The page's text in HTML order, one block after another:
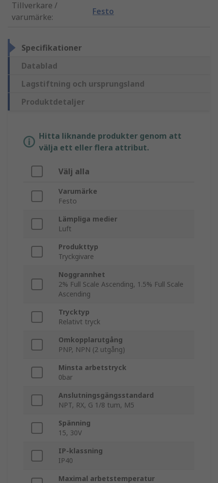
Tillverkare /
varumärke:
Festo
Specifikationer
Datablad
Lagstiftning och ursprungsland
Produktdetaljer
Hitta liknande produkter genom att
välja ett eller flera attribut.
Välj alla
Varumärke
Festo
Lämpliga medier
Luft
Produkttyp
Tryckgivare
Noggrannhet
2% Full Scale Ascending, 1.5% Full Scale
Ascending
Trycktyp
Relativt tryck
Omkopplarutgång
PNP, NPN (2 utgång)
Minsta arbetstryck
0bar
Anslutningsgängsstandard
NPT, RX, G 1/8 tum, M5
Spänning
15, 30V
IP-klassning
IP40
Maximal arbetstemperatur